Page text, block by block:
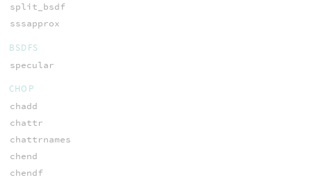
split_bsdf
sssapprox
BSDFS
specular
CHOP
chadd
chattr
chattrnames
chend
chendf